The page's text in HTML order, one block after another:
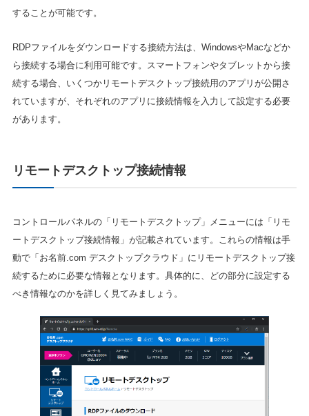
することが可能です。
RDPファイルをダウンロードする接続方法は、WindowsやMacなどか
ら接続する場合に利用可能です。スマートフォンやタブレットから接
続する場合、いくつかリモートデスクトップ接続用のアプリが公開さ
れていますが、それぞれのアプリに接続情報を入力して設定する必要
があります。
リモートデスクトップ接続情報
コントロールパネルの「リモートデスクトップ」メニューには「リモ
ートデスクトップ接続情報」が記載されています。これらの情報は手
動で「お名前.com デスクトップクラウド」にリモートデスクトップ接
続するために必要な情報となります。具体的に、どの部分に設定する
べき情報なのかを詳しく見てみましょう。